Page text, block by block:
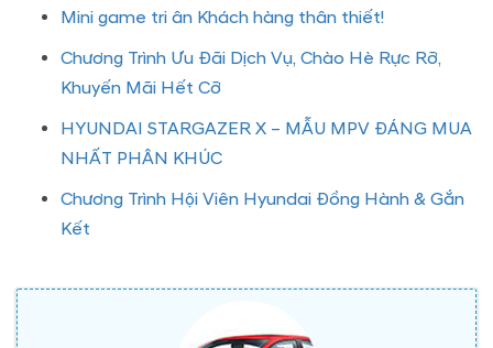
Mini game tri ân Khách hàng thân thiết!
Chương Trình Ưu Đãi Dịch Vụ, Chào Hè Rực Rỡ,
Khuyến Mãi Hết Cỡ
HYUNDAI STARGAZER X – MẪU MPV ĐÁNG MUA
NHẤT PHÂN KHÚC
Chương Trình Hội Viên Hyundai Đồng Hành & Gắn
Kết